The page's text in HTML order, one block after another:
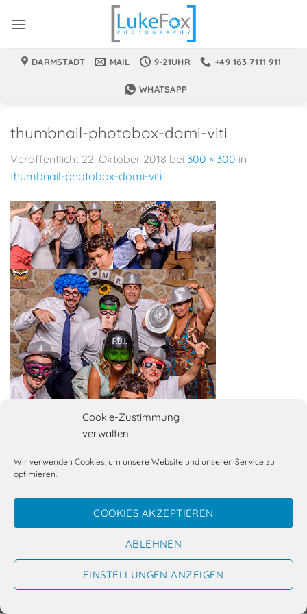
Cookie-Zustimmung
verwalten
Wir verwenden Cookies, um unsere Website und unseren Service zu
optimieren.
COOKIES AKZEPTIEREN
ABLEHNEN
EINSTELLUNGEN ANZEIGEN
Inhalt
DARMSTADT MAIL 9-21UHR +49 163 7111 911
WHATSAPP
thumbnail-photobox-domi-viti
Veröffentlicht 22. Oktober 2018 bei 300 × 300 in
thumbnail-photobox-domi-viti
Kommentare und Trackbacks sind derzeit geschlossen.
←Zurück
Weiter→
Kennst du schon Lukes Fotobox(en)?
COOKIE-RICHTLINIE (EU)